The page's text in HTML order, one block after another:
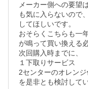
メーカー側への要望
も気に入らないので
してほしいです。
おそらくこちらも一
が鳴って買い換える
次回購入時までに、
１下取りサービス
2センターのオレン
を是非とも検討して